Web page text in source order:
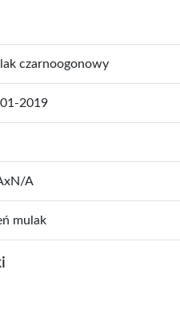
czarnoogonowy
2019
A
mulak